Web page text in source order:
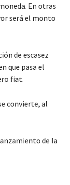
En otras
será el monto
de escasez
que pasa el
fiat.
convierte, al
de la